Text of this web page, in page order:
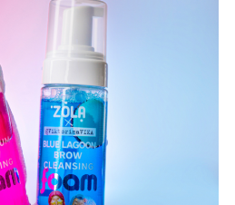
Elfelejtett jelszó?
an account